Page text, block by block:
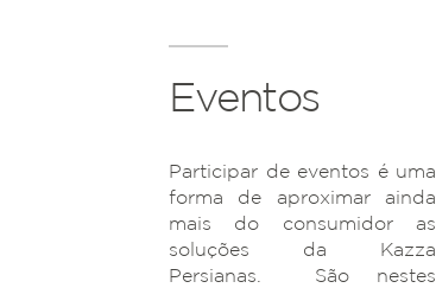
Eventos
Participar de eventos é uma
forma de aproximar ainda
mais do consumidor as
soluções da Kazza
Persianas. São nestes